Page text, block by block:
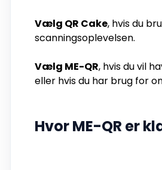
Vælg QR Cake, hvis du
scanningsoplevelsen.
Vælg ME-QR, hvis du vil
eller hvis du har brug for
Hvor ME-QR er